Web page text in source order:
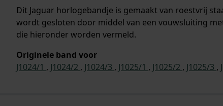
Dit Jaguar horlogebandje is gemaakt van roestvrij
wordt gesloten door middel van een vouwsluiting
die hieronder worden vermeld.
Originele band voor
J1024/1 , J1024/2 , J1024/3 , J1025/1 , J1025/2 , J1025/3 ,